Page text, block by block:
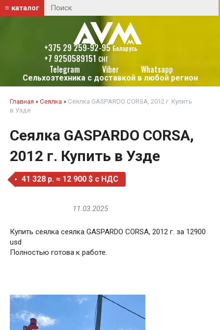
≡ каталог
+375 29 259-92-95Беларусь
+7 9250589151 СНГ
Telegram Viber Whatsapp
Сельхозтехника с доставкой в любой регион
Главная » Сеялка » Сеялка GASPARDO CORSA, 2012 г. Купить
в Узде
Сеялка GASPARDO CORSA,
2012 г. Купить в Узде
41 328 р. ≈ 12 900 $ c НДС
11.03.2025
Купить сеялка сеялка GASPARDO CORSA, 2012 г. за 12900
usd
Полностью готова к работе.